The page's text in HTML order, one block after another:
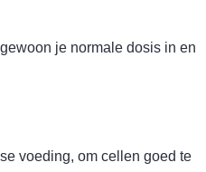
je normale dosis in en
voeding, om cellen goed te